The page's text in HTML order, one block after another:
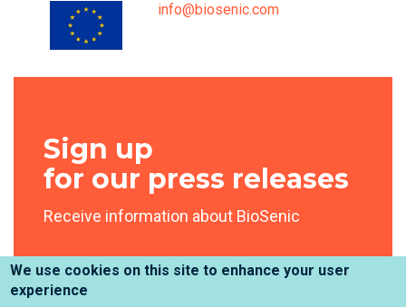
info@biosenic.com
Sign up
for our press releases
Receive information about BioSenic
We use cookies on this site to enhance your user
experience